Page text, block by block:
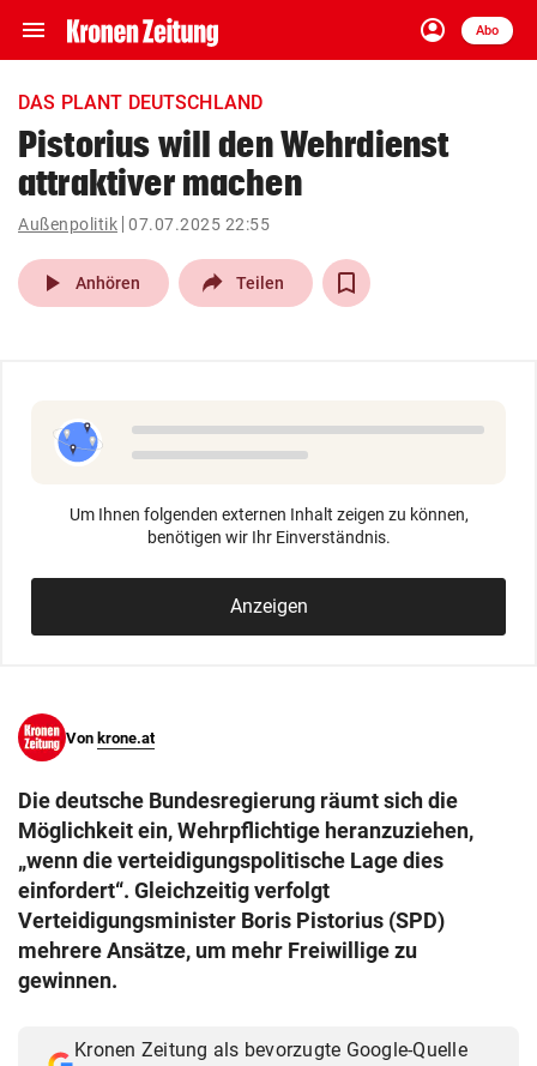
menu Navigation
ein-/ausklappen
account_circle
Anmelden
Abo
close Schließen
account_circle Anmelden
pin_drop
Wien arrow_right
search
eingeben
DAS PLANT DEUTSCHLAND
Pistorius will den Wehrdienst
attraktiver machen
Außenpolitik 07.07.2025 22:55
play_arrow Anhören Teilen
Um Ihnen folgenden externen Inhalt zeigen zu können,
benötigen wir Ihr Einverständnis.
Anzeigen
Von krone.at
Die deutsche Bundesregierung räumt sich die
Möglichkeit ein, Wehrpflichtige heranzuziehen,
„wenn die verteidigungspolitische Lage dies
einfordert“. Gleichzeitig verfolgt
Verteidigungsminister Boris Pistorius (SPD)
mehrere Ansätze, um mehr Freiwillige zu
gewinnen.
Kronen Zeitung als bevorzugte Google-Quelle